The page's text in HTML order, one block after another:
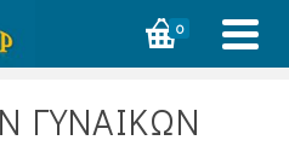
0
ΓΥΝΑΙΚΩΝ